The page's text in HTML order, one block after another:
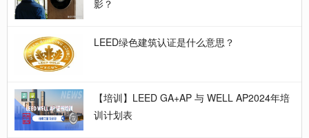
影？
LEED绿色建筑认证是什么意思？
【培训】LEED GA+AP 与 WELL AP2024年培
训计划表